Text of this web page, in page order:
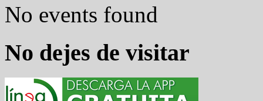
No events found
No dejes de visitar